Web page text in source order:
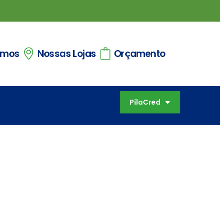
Nossas Lojas Orçamento
PilaCred